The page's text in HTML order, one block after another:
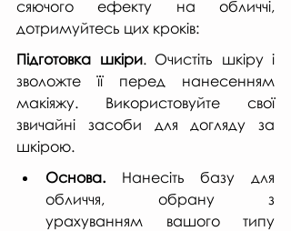
сяючого ефекту на обличчі,
дотримуйтесь цих кроків:
Підготовка шкіри. Очистіть шкіру і
зволожте її перед нанесенням
макіяжу. Використовуйте свої
звичайні засоби для догляду за
шкірою.
Основа. Нанесіть базу для
обличчя, обрану з
урахуванням вашого типу